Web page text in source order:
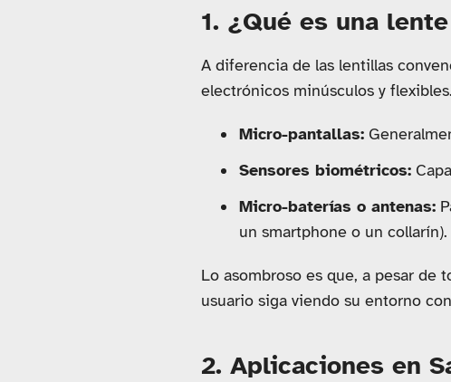
1. ¿Qué es una
A diferencia de las lentillas
electrónicos minúsculos y
Micro-pantallas:
Sensores biométricos:
Micro-baterías o antenas:
un smartphone o un collarín).
Lo asombroso es que, a pesar de
usuario siga viendo su entorno
2. Aplicaciones en